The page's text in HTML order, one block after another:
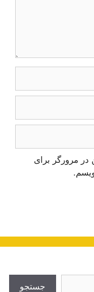
در مرورگر برای
جستجو